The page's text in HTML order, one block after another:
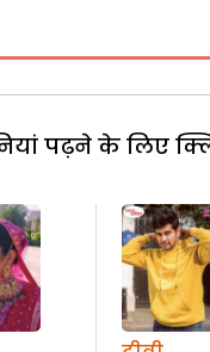
पढ़ने के लिए